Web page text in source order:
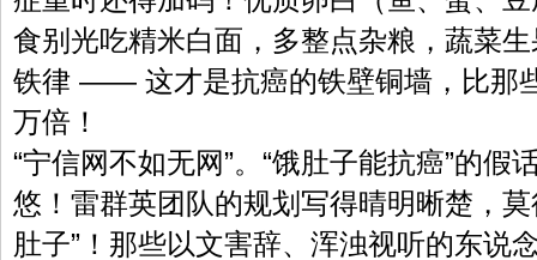
食别光吃精米白面，多整点杂粮，蔬菜
铁律 —— 这才是抗癌的铁壁铜墙，比那
万倍！
“宁信网不如无网”。“饿肚子能抗癌”的假
悠！雷群英团队的规划写得晴明晰楚，
肚子”！那些以文害辞、浑浊视听的东说